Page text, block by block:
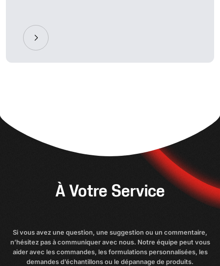
À Votre Service
Si vous avez une question, une suggestion ou un commentaire,
n’hésitez pas à communiquer avec nous. Notre équipe peut vous
aider avec les commandes, les formulations personnalisées, les
demandes d’échantillons ou le dépannage de produits.